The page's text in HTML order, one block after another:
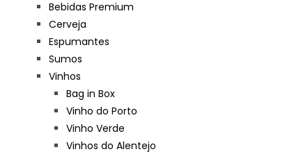
Bebidas Premium
Cerveja
Espumantes
Sumos
Vinhos
Bag in Box
Vinho do Porto
Vinho Verde
Vinhos do Alentejo